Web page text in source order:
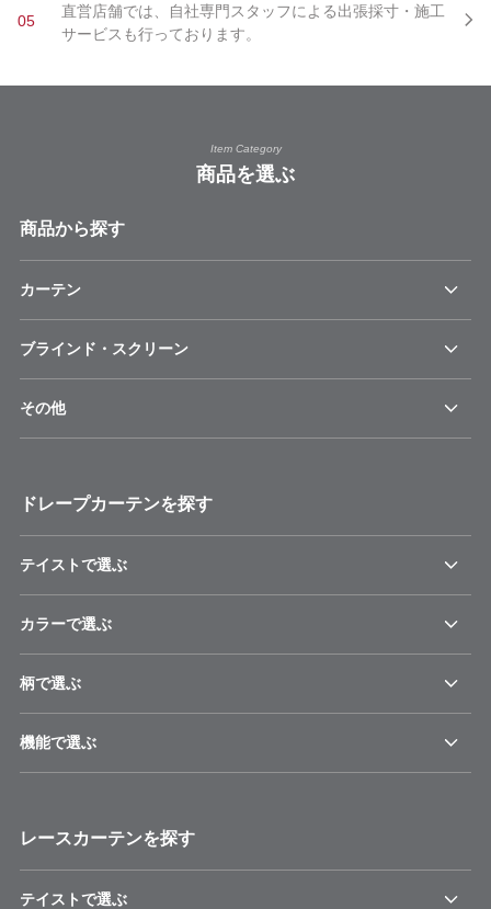
05
直営店舗では、自社専門スタッフによる出張採寸・施工
サービスも行っております。
Item Category
商品を選ぶ
商品から探す
カーテン
ブラインド・スクリーン
その他
ドレープカーテンを探す
テイストで選ぶ
カラーで選ぶ
柄で選ぶ
機能で選ぶ
レースカーテンを探す
テイストで選ぶ